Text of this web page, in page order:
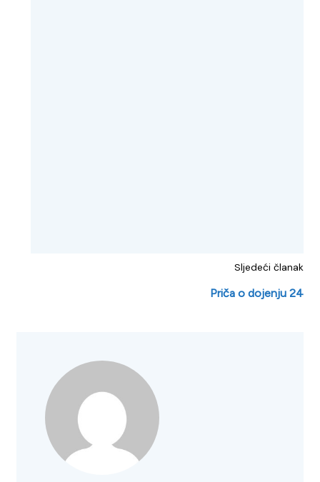
Sljedeći članak
Priča o dojenju 24